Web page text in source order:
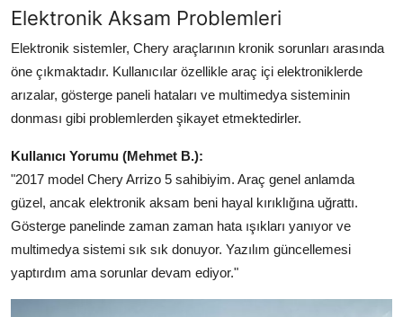
Elektronik Aksam Problemleri
Elektronik sistemler, Chery araçlarının kronik sorunları arasında
öne çıkmaktadır. Kullanıcılar özellikle araç içi elektroniklerde
arızalar, gösterge paneli hataları ve multimedya sisteminin
donması gibi problemlerden şikayet etmektedirler.
Kullanıcı Yorumu (Mehmet B.):
"2017 model Chery Arrizo 5 sahibiyim. Araç genel anlamda
güzel, ancak elektronik aksam beni hayal kırıklığına uğrattı.
Gösterge panelinde zaman zaman hata ışıkları yanıyor ve
multimedya sistemi sık sık donuyor. Yazılım güncellemesi
yaptırdım ama sorunlar devam ediyor."